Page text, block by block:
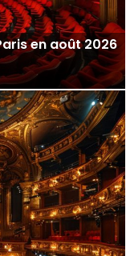
en août 2026